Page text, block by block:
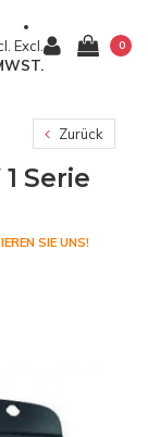
Excl.
0
Zurück
Serie
SIE UNS!